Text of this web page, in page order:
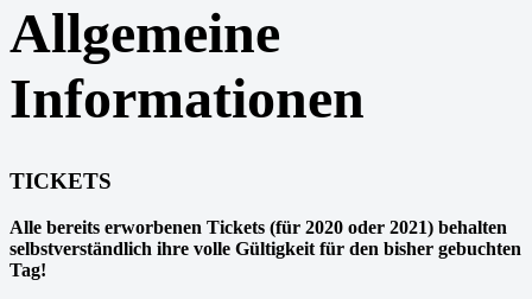
Allgemeine
Informationen
TICKETS
Alle bereits erworbenen Tickets (für 2020 oder 2021) behalten
selbstverständlich ihre volle Gültigkeit für den bisher gebuchten
Tag!